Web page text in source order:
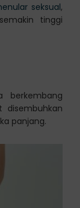
seksual,
tinggi
berkembang
disembuhkan
panjang.